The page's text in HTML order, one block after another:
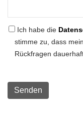
Ich habe die
stimme zu, dass
Rückfragen